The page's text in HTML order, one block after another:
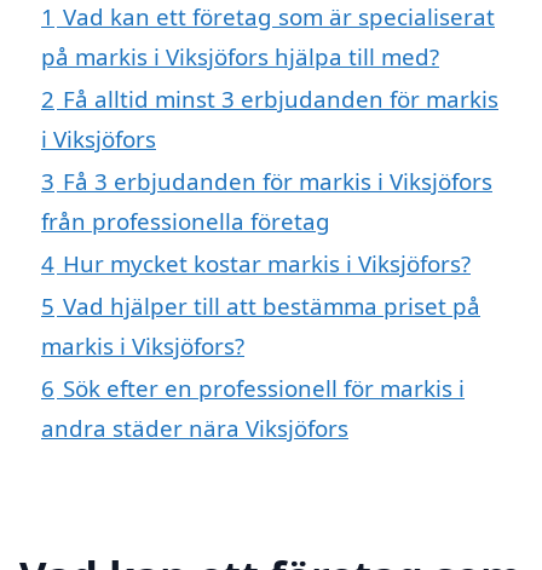
1 Vad kan ett företag som är specialiserat
på markis i Viksjöfors hjälpa till med?
2 Få alltid minst 3 erbjudanden för markis
i Viksjöfors
3 Få 3 erbjudanden för markis i Viksjöfors
från professionella företag
4 Hur mycket kostar markis i Viksjöfors?
5 Vad hjälper till att bestämma priset på
markis i Viksjöfors?
6 Sök efter en professionell för markis i
andra städer nära Viksjöfors